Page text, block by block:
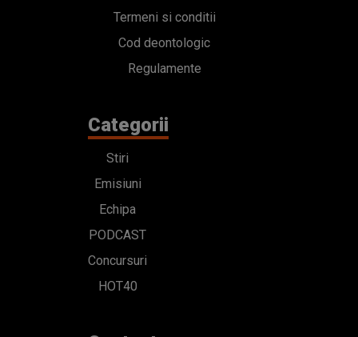
Termeni si conditii
Cod deontologic
Regulamente
Categorii
Stiri
Emisiuni
Echipa
PODCAST
Concursuri
HOT40